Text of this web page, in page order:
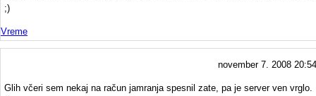
;)
Vreme
november 7. 2008 20:54
Glih včeri sem nekaj na račun jamranja spesnil zate, pa je server ven vrglo.